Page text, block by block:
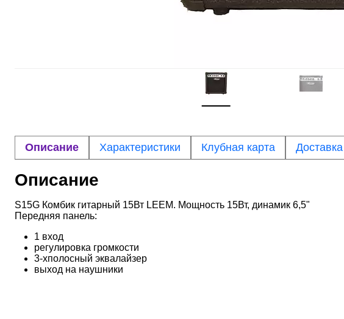
Описание Характеристики Клубная карта Доставка
Описание
S15G Комбик гитарный 15Вт LEEM. Мощность 15Вт, динамик 6,5"
Передняя панель:
1 вход
регулировка громкости
3-хполосный эквалайзер
выход на наушники